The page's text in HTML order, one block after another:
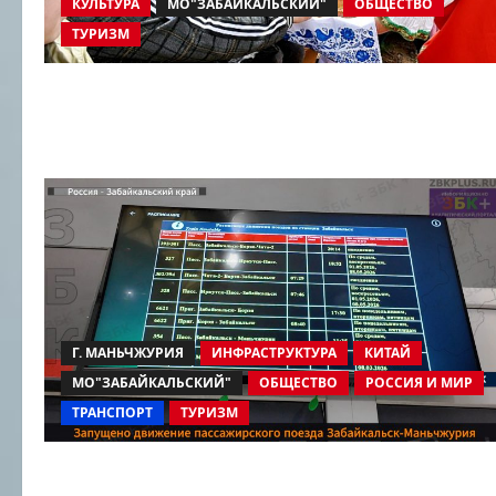
КУЛЬТУРА МО"ЗАБАЙКАЛЬСКИЙ"
ОБЩЕСТВО
ТУРИЗМ
Г. МАНЬЧЖУРИЯ ИНФРАСТРУКТУРА
КИТАЙ
МО"ЗАБАЙКАЛЬСКИЙ"
ОБЩЕСТВО
РОССИЯ И МИР
ТРАНСПОРТ
ТУРИЗМ